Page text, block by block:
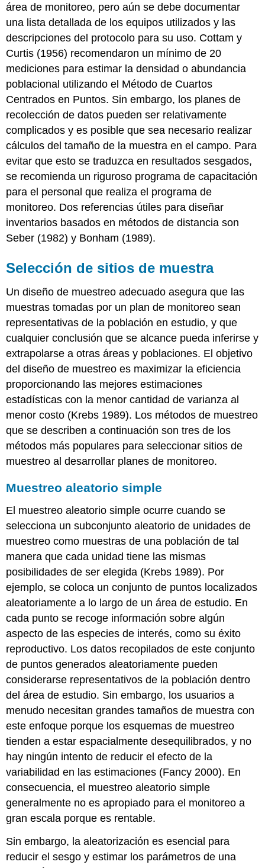
área de monitoreo, pero aún se debe documentar
una lista detallada de los equipos utilizados y las
descripciones del protocolo para su uso. Cottam y
Curtis (1956) recomendaron un mínimo de 20
mediciones para estimar la densidad o abundancia
poblacional utilizando el Método de Cuartos
Centrados en Puntos. Sin embargo, los planes de
recolección de datos pueden ser relativamente
complicados y es posible que sea necesario realizar
cálculos del tamaño de la muestra en el campo. Para
evitar que esto se traduzca en resultados sesgados,
se recomienda un riguroso programa de capacitación
para el personal que realiza el programa de
monitoreo. Dos referencias útiles para diseñar
inventarios basados en métodos de distancia son
Seber (1982) y Bonham (1989).
Selección de sitios de muestra
Un diseño de muestreo adecuado asegura que las
muestras tomadas por un plan de monitoreo sean
representativas de la población en estudio, y que
cualquier conclusión que se alcance pueda inferirse y
extrapolarse a otras áreas y poblaciones. El objetivo
del diseño de muestreo es maximizar la eficiencia
proporcionando las mejores estimaciones
estadísticas con la menor cantidad de varianza al
menor costo (Krebs 1989). Los métodos de muestreo
que se describen a continuación son tres de los
métodos más populares para seleccionar sitios de
muestreo al desarrollar planes de monitoreo.
Muestreo aleatorio simple
El muestreo aleatorio simple ocurre cuando se
selecciona un subconjunto aleatorio de unidades de
muestreo como muestras de una población de tal
manera que cada unidad tiene las mismas
posibilidades de ser elegida (Krebs 1989). Por
ejemplo, se coloca un conjunto de puntos localizados
aleatoriamente a lo largo de un área de estudio. En
cada punto se recoge información sobre algún
aspecto de las especies de interés, como su éxito
reproductivo. Los datos recopilados de este conjunto
de puntos generados aleatoriamente pueden
considerarse representativos de la población dentro
del área de estudio. Sin embargo, los usuarios a
menudo necesitan grandes tamaños de muestra con
este enfoque porque los esquemas de muestreo
tienden a estar espacialmente desequilibrados, y no
hay ningún intento de reducir el efecto de la
variabilidad en las estimaciones (Fancy 2000). En
consecuencia, el muestreo aleatorio simple
generalmente no es apropiado para el monitoreo a
gran escala porque es rentable.
Sin embargo, la aleatorización es esencial para
reducir el sesgo y estimar los parámetros de una